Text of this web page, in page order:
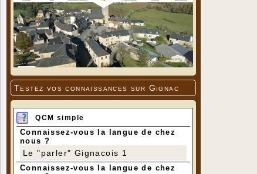
Testez vos connaissances sur Gignac
QCM simple
Connaissez-vous la langue de chez
nous ?
Le "parler" Gignacois 1
Connaissez-vous la langue de chez